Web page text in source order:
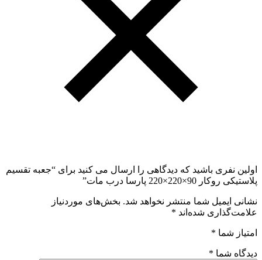
اولین نفری باشید که دیدگاهی را ارسال می کنید برای “جعبه تقسیم
پلاستیکی روکار 90×220×220 پارسا درب مات”
نشانی ایمیل شما منتشر نخواهد شد. بخش‌های موردنیاز
علامت‌گذاری شده‌اند *
امتیاز شما *
دیدگاه شما *